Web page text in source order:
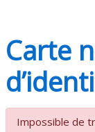
Carte
Impossible de